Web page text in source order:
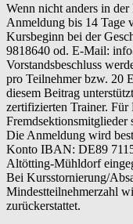
Wenn nicht anders in
Anmeldung bis 14 Tage
Kursbeginn bei der
9818640 od. E-Mail:
Vorstandsbeschluss
pro Teilnehmer bzw. 20
diesem Beitrag
zertifizierten Trainer.
Die Anmeldung wird
Konto IBAN: DE89
Altötting-Mühldorf
Bei Kursstornierung/
Mindestteilnehmerzahl
zurückerstattet.